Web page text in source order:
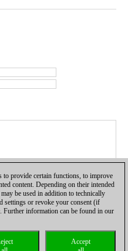
contactar Cookies Management
Hotline
to provide certain functions, to improve
content. Depending on their intended
be used in addition to technically
settings or revoke your consent (if
Further information can be found in our
Accept